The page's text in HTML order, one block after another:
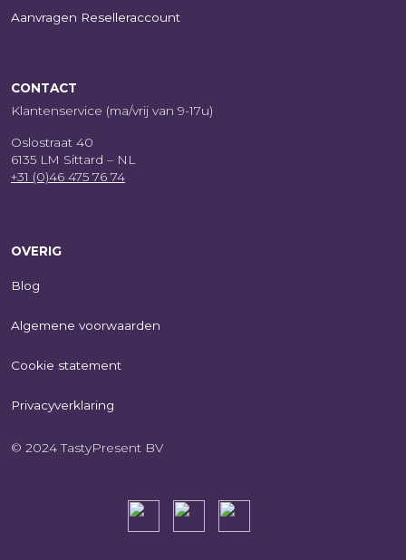
Aanvragen Reselleraccount
CONTACT
Klantenservice (ma/vrij van 9-17u)
Oslostraat 40
6135 LM Sittard – NL
+31 (0)46 475 76 74
OVERIG
Blog
Algemene voorwaarden
Cookie statement
Privacyverklaring
© 2024 TastyPresent BV